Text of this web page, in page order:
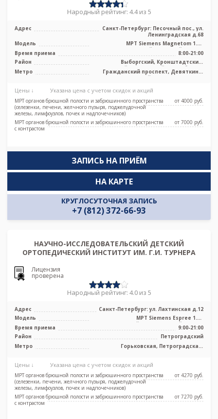
Народный рейтинг: 4.4 из 5
Адрес
Санкт-Петербург: Песочный пос., ул.
Ленинградская д.68
Модель
МРТ Siemens Magnetom 1.5T
высокопольный закрытый тип, GE
Signa Excite ...
Время приема
8:00-21:00
Район
Выборгский, Кронштадтский,
Курортный, Приморский, Лен. область
Метро
Гражданский проспект, Девяткино,
Комендантский проспект, Озерки,
Цены ↓ Указана цена с учетом скидок и акций
МРТ органов брюшной полости и забрюшинного пространства
(селезенки, печени, желчного пузыря, поджелудочной
железы, лимфоузлов, почек и надпочечников)
от 4000 pуб.
МРТ органов брюшной полости и забрюшинного пространства
с контрастом
от 7000 pуб.
ЗАПИСЬ НА ПРИЁМ
КРУГЛОСУТОЧНАЯ ЗАПИСЬ
+7 (812) 372-66-93
НА КАРТЕ
НАУЧНО-ИССЛЕДОВАТЕЛЬСКИЙ ДЕТСКИЙ
ОРТОПЕДИЧЕСКИЙ ИНСТИТУТ ИМ. Г.И. ТУРНЕРА
Лицензия
проверена
Народный рейтинг: 4.0 из 5
Адрес
Санкт-Петербург: ул. Лахтинская д.12
Модель
МРТ Siemens Espree 1.5Т
высокопольный полуоткрытый тип, КТ
Siemens Sie ...
Время приема
9:00-21:00
Район
Петроградский
Метро
Горьковская, Петроградская,
Цены ↓ Указана цена с учетом скидок и акций
МРТ органов брюшной полости и забрюшинного пространства
(селезенки, печени, желчного пузыря, поджелудочной
железы, лимфоузлов, почек и надпочечников)
от 4270 pуб.
МРТ органов брюшной полости и забрюшинного пространства
с контрастом
от 7270 pуб.